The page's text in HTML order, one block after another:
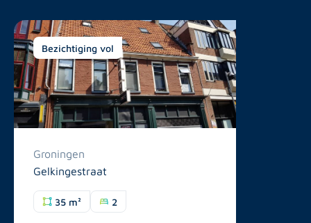
Bezichtiging vol
Groningen
Gelkingestraat
35 m² 2